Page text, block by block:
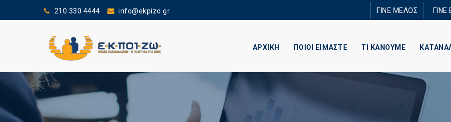
210 330 4444 info@ekpizo.gr ΓΙΝΕ ΜΕΛΟΣ
ΑΡΧΙΚΗ ΠΟΙΟΙ ΕΙΜΑΣΤΕ ΤΙ ΚΑΝΟΥΜΕ